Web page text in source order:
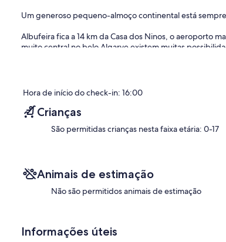
Um generoso pequeno-almoço continental está
Albufeira fica a 14 km da Casa dos Ninos, o aeroporto
muito central no belo Algarve existem muitas
você pode encontrar excelentes críticas na internet.
DJ, etc...)
Hora de início do check-in: 16:00
Crianças
São permitidas crianças nesta faixa etária: 0-17
Animais de estimação
Não são permitidos animais de estimação
Informações úteis